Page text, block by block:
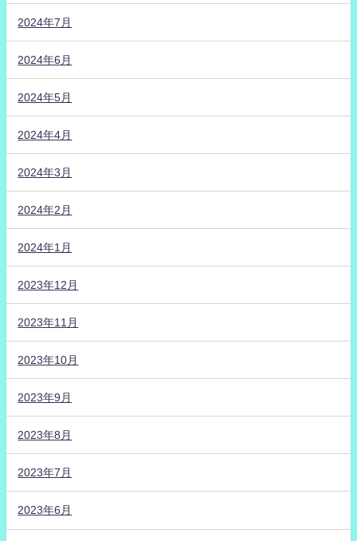
2024年7月
2024年6月
2024年5月
2024年4月
2024年3月
2024年2月
2024年1月
2023年12月
2023年11月
2023年10月
2023年9月
2023年8月
2023年7月
2023年6月